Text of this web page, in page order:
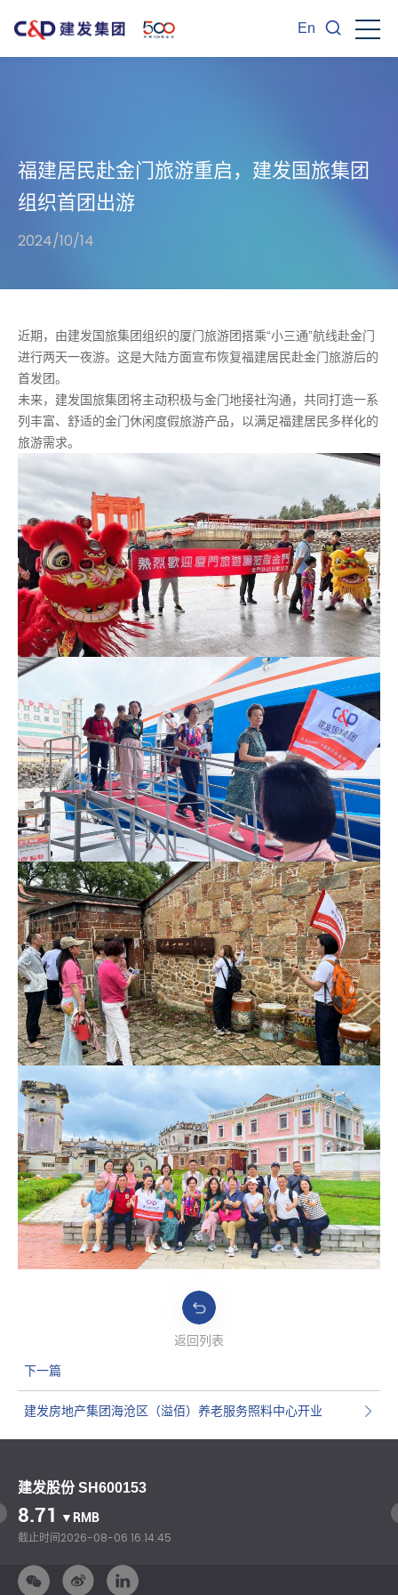
En
福建居民赴金门旅游重启，建发国旅集团
组织首团出游
2024/10/14
近期，由建发国旅集团组织的厦门旅游团搭乘“小三通”航线赴金门
进行两天一夜游。这是大陆方面宣布恢复福建居民赴金门旅游后的
首发团。
未来，建发国旅集团将主动积极与金门地接社沟通，共同打造一系
列丰富、舒适的金门休闲度假旅游产品，以满足福建居民多样化的
旅游需求。
返回列表
下一篇
建发房地产集团海沧区（溢佰）养老服务照料中心开业
建发股份 SH600153
8.71 ▼RMB
截止时间2026-08-06 16:14:45